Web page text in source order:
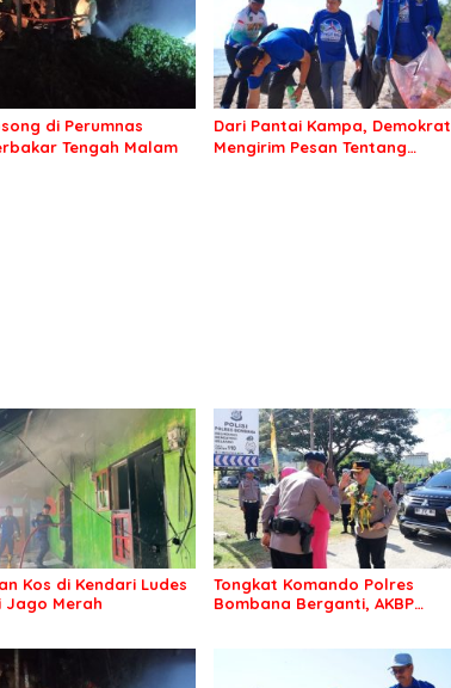
di Perumnas
Tengah Malam
Dari Pantai Kampa, Demokrat
Mengirim Pesan Tentang
Kos di Kendari Ludes
Jago Merah
Tongkat Komando Polres
Bombana Berganti, AKBP